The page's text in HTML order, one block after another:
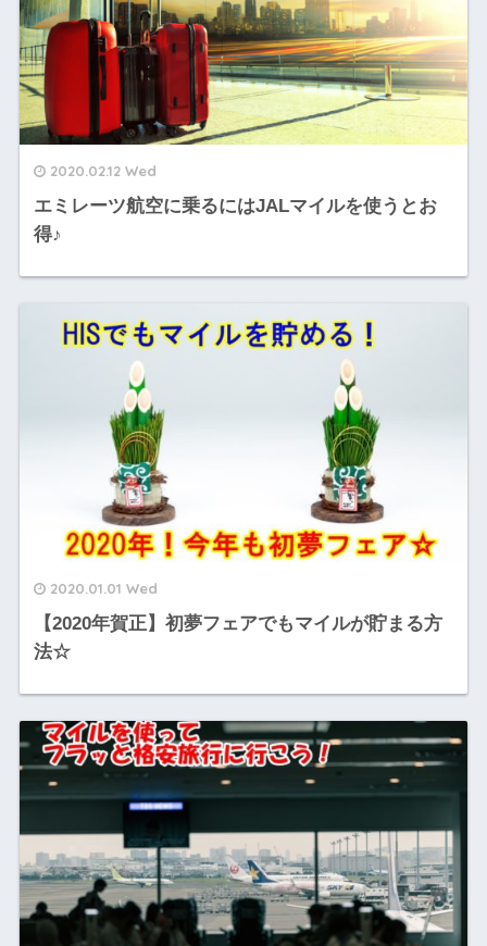
2020.02.12 Wed
エミレーツ航空に乗るにはJALマイルを使うとお
得♪
2020.01.01 Wed
【2020年賀正】初夢フェアでもマイルが貯まる方
法☆